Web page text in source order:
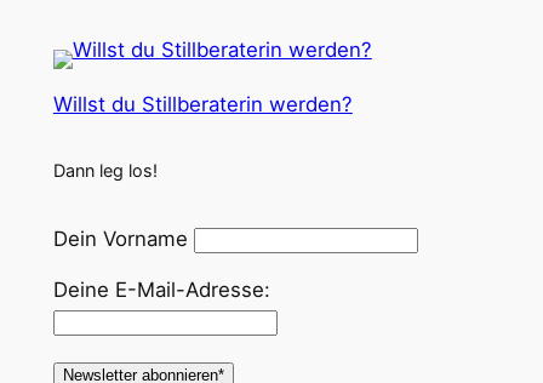
Willst du Stillberaterin werden?
Dann leg los!
Dein Vorname
Deine E-Mail-Adresse: